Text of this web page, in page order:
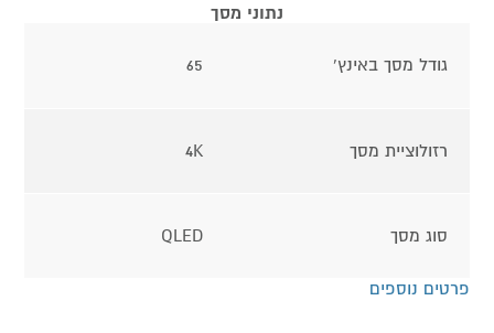
נתוני מסך
גודל מסך באינץ' 65
רזולוציית מסך 4K
סוג מסך QLED
פרטים נוספים